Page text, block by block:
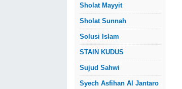
Sholat Mayyit
Sholat Sunnah
Solusi Islam
STAIN KUDUS
Sujud Sahwi
Syech Asfihan Al Jantaro